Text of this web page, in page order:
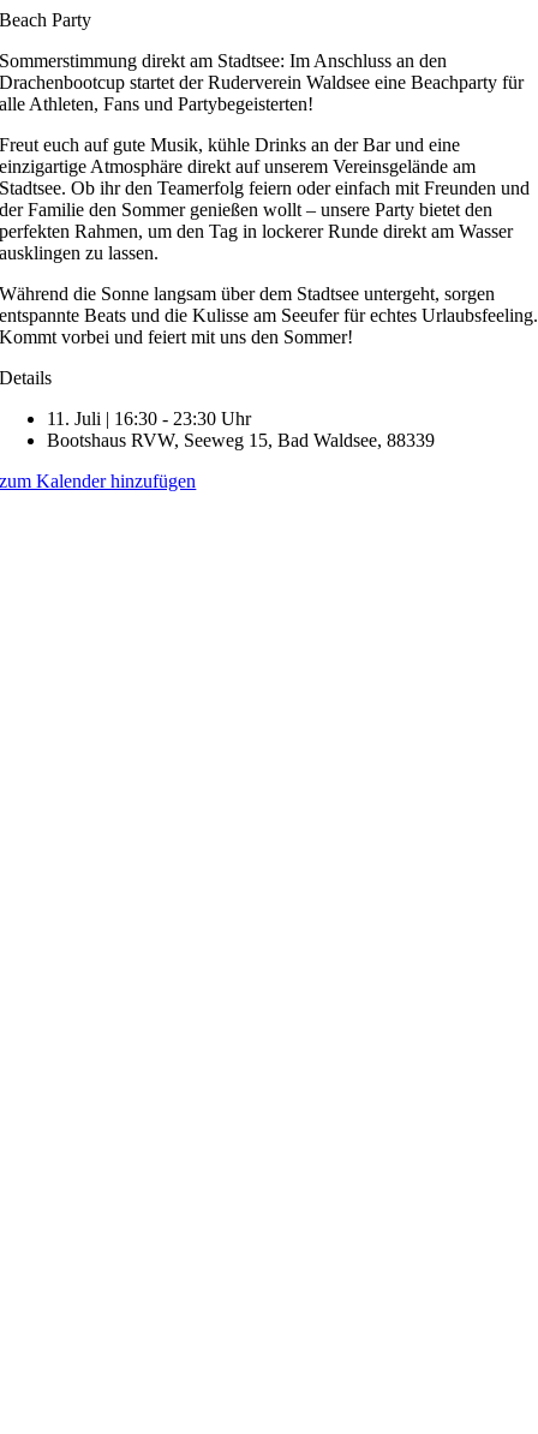
Skip
content
Beach Party
Sommerstimmung direkt am Stadtsee: Im Anschluss an den
Drachenbootcup startet der Ruderverein Waldsee eine Beachparty für
alle Athleten, Fans und Partybegeisterten!
Freut euch auf gute Musik, kühle Drinks an der Bar und eine
einzigartige Atmosphäre direkt auf unserem Vereinsgelände am
Stadtsee. Ob ihr den Teamerfolg feiern oder einfach mit Freunden und
der Familie den Sommer genießen wollt – unsere Party bietet den
perfekten Rahmen, um den Tag in lockerer Runde direkt am Wasser
ausklingen zu lassen.
Während die Sonne langsam über dem Stadtsee untergeht, sorgen
entspannte Beats und die Kulisse am Seeufer für echtes Urlaubsfeeling.
Kommt vorbei und feiert mit uns den Sommer!
Details
11. Juli | 16:30 - 23:30 Uhr
Bootshaus RVW, Seeweg 15, Bad Waldsee, 88339
zum Kalender hinzufügen